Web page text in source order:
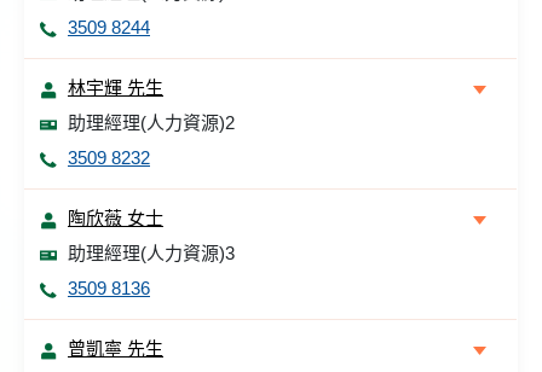
3509 8244
林宇輝 先生
助理經理(人力資源)2
3509 8232
陶欣薇 女士
助理經理(人力資源)3
3509 8136
曾凱寧 先生